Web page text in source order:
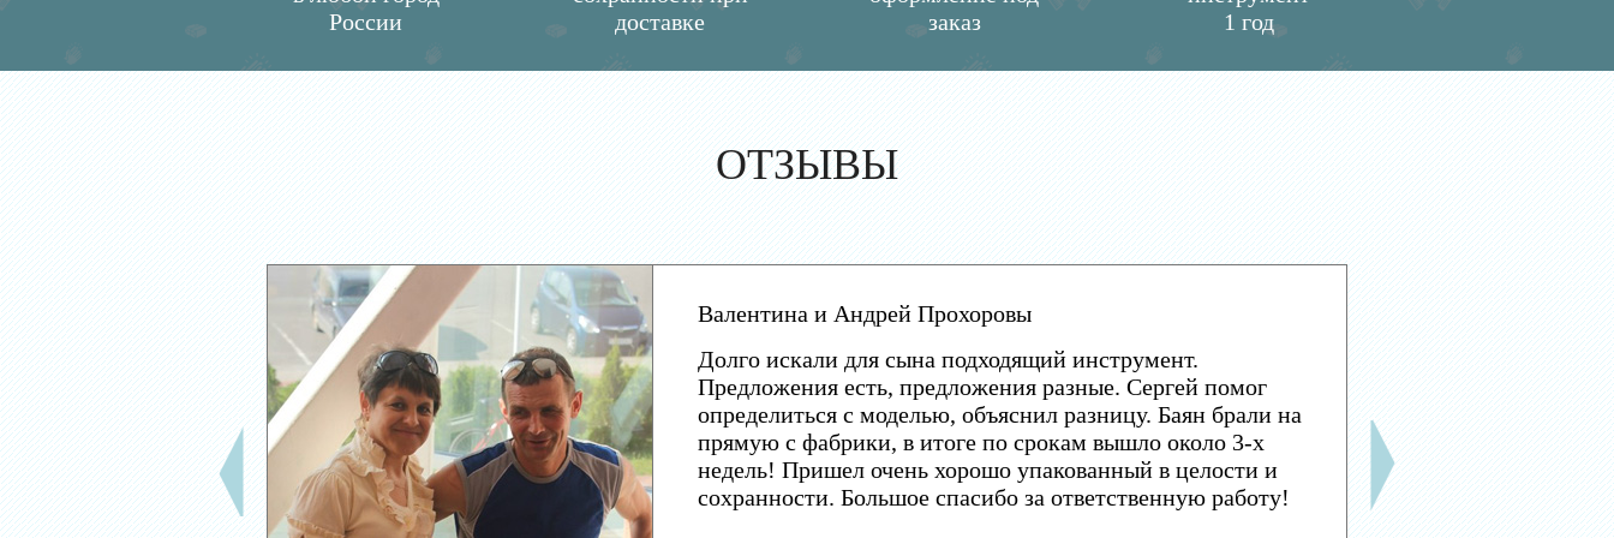
России
доставке
заказ
1 год
ОТЗЫВЫ
Валентина и Андрей Прохоровы
Долго искали для сына подходящий инструмент.
Предложения есть, предложения разные. Сергей помог
определиться с моделью, объяснил разницу. Баян брали на
прямую с фабрики, в итоге по срокам вышло около 3-х
недель! Пришел очень хорошо упакованный в целости и
сохранности. Большое спасибо за ответственную работу!